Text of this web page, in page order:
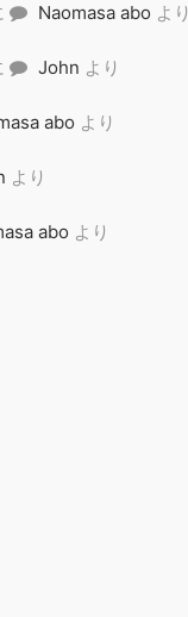
Naomasa abo より
John より
abo より
より
abo より